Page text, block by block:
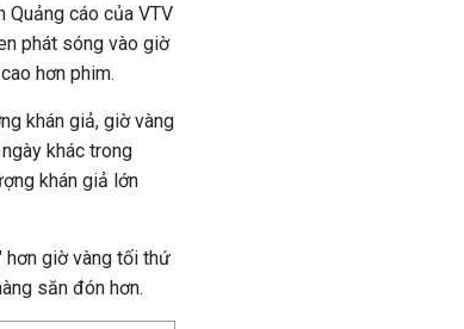
Quảng cáo của VTV
phát sóng vào giờ
hơn phim.
khán giả, giờ vàng
khác trong
khán giả lớn
hơn giờ vàng tối thứ
săn đón hơn.